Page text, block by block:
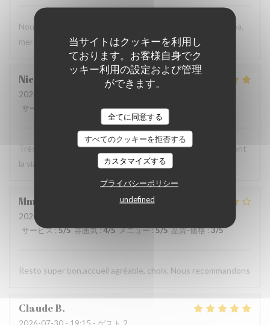
当サイトはクッキーを利用し
ております。お客様自身でク
ッキー利用の設定および管理
ができます。
全てに同意する
すべてのクッキーを拒否する
カスタマイズする
プライバシーポリシー
undefined
Nous avons très bien mangé et le personnel est très sympa,
merci
Nicolas
2026-08-03
サービス
:4/5 メニュー:5/5
Très chic, très bon service ! Une pépite pour ceux qui aiment
la viande !
Mme
2026-08-01
サービス:5/5 雰囲気:4/5 メニュー:5/5 品質-価格:3/5
Resto super bon,accueil agréable, choix. Nous recommandons
ClaudeB